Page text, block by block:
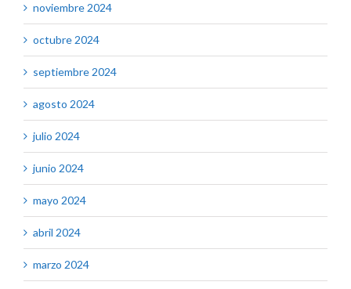
noviembre 2024
octubre 2024
septiembre 2024
agosto 2024
julio 2024
junio 2024
mayo 2024
abril 2024
marzo 2024